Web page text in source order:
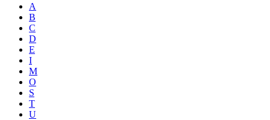
A
B
C
D
E
I
M
O
S
T
U